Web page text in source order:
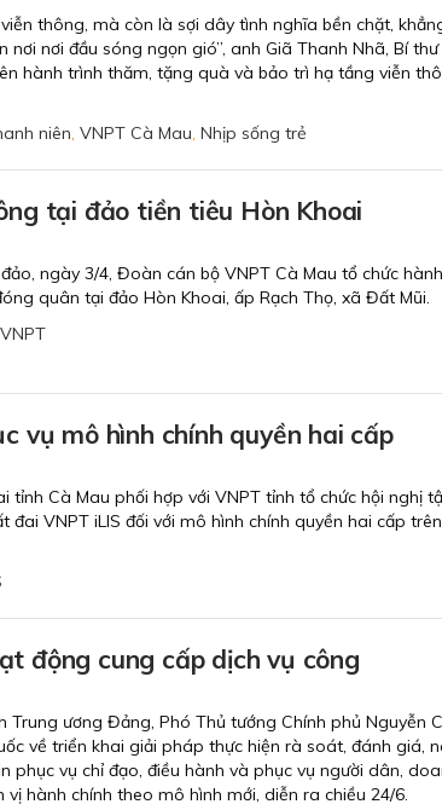
thông, mà còn là sợi dây tình nghĩa bền chặt,
nơi đầu sóng ngọn gió”, anh Giã Thanh Nhã, Bí
hành trình thăm, tặng quà và bảo trì hạ tầng viễn
niên, VNPT Cà Mau, Nhịp sống trẻ
tại đảo tiền tiêu Hòn Khoai
ngày 3/4, Đoàn cán bộ VNPT Cà Mau tổ chức
quân tại đảo Hòn Khoai, ấp Rạch Thọ, xã Đất Mũi.
VNPT
vụ mô hình chính quyền hai cấp
tỉnh Cà Mau phối hợp với VNPT tỉnh tổ chức hội nghị
VNPT iLIS đối với mô hình chính quyền hai cấp
động cung cấp dịch vụ công
Trung ương Đảng, Phó Thủ tướng Chính phủ Nguyễn
về triển khai giải pháp thực hiện rà soát, đánh giá,
phục vụ chỉ đạo, điều hành và phục vụ người dân,
hành chính theo mô hình mới, diễn ra chiều 24/6.